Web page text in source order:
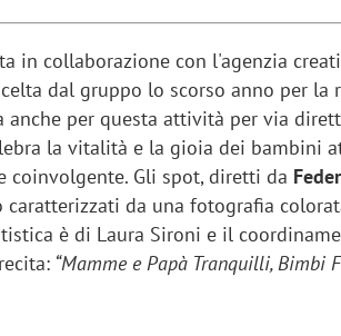
in collaborazione con l'agenzia
dal gruppo lo scorso anno per la
anche per questa attività per via
la vitalità e la gioia dei bambini
coinvolgente. Gli spot, diretti da
caratterizzati da una fotografia
è di Laura Sironi e il
recita: “Mamme e Papà Tranquilli, Bimbi